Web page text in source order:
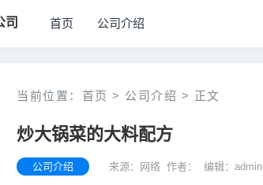
司 首页 公司介绍
当前位置： 首页 > 公司介绍 > 正文
炒大锅菜的大料配方
公司介绍 来源：网络 作者： 编辑：admin